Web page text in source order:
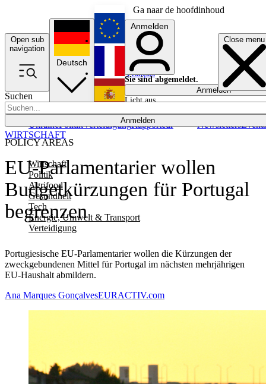
Ga naar de hoofdinhoud
Open sub
navigation
Close menu
Suchen
Anmelden
POLICY AREAS
Wirtschaft
Politik
Agrifood
Gesundheit
Tech
Energie, Umwelt & Transport
Verteidigung
UkrainePolitikVerteidigungRapporteur NewslettersEvents
Deutsch
English
Français
Anmelden
Sie sind abgemeldet.
Anmelden
Licht aus
EU-Parlamentarier wollen
Budgetkürzungen für Portugal
begrenzen
Portugiesische EU-Parlamentarier wollen die Kürzungen der
zweckgebundenen Mittel für Portugal im nächsten mehrjährigen
EU-Haushalt abmildern.
WIRTSCHAFT
Ana Marques GonçalvesEURACTIV.com